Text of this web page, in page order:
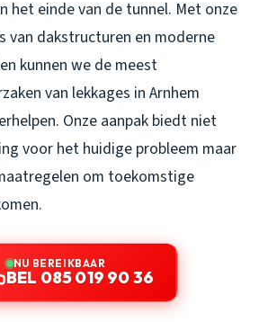
het einde van de tunnel. Met onze
van dakstructuren en moderne
kunnen we de meest
van lekkages in Arnhem
Onze aanpak biedt niet
voor het huidige probleem maar
om toekomstige
NU BEREIKBAAR
BEL 085 019 90 36